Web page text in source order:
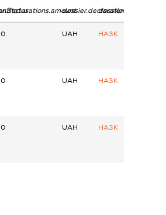
dossier.declarations.currency
UAH НАЗК
UAH НАЗК
UAH НАЗК